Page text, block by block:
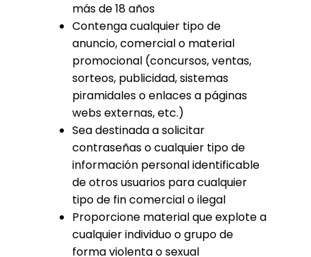
más de 18 años
Contenga cualquier tipo de
anuncio, comercial o material
promocional (concursos, ventas,
sorteos, publicidad, sistemas
piramidales o enlaces a páginas
webs externas, etc.)
Sea destinada a solicitar
contraseñas o cualquier tipo de
información personal identificable
de otros usuarios para cualquier
tipo de fin comercial o ilegal
Proporcione material que explote a
cualquier individuo o grupo de
forma violenta o sexual